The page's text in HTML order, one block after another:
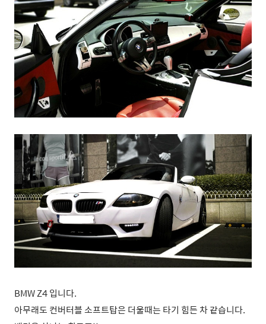
BMW Z4 입니다.
아무래도 컨버터블 소프트탑은 더울때는 타기 힘든 차 같습니다.